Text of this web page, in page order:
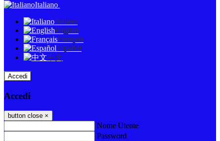
Italiano
Italiano
English
Français
Español
中文
Accedi
Accedi
button close ×
Nome Utente
Password